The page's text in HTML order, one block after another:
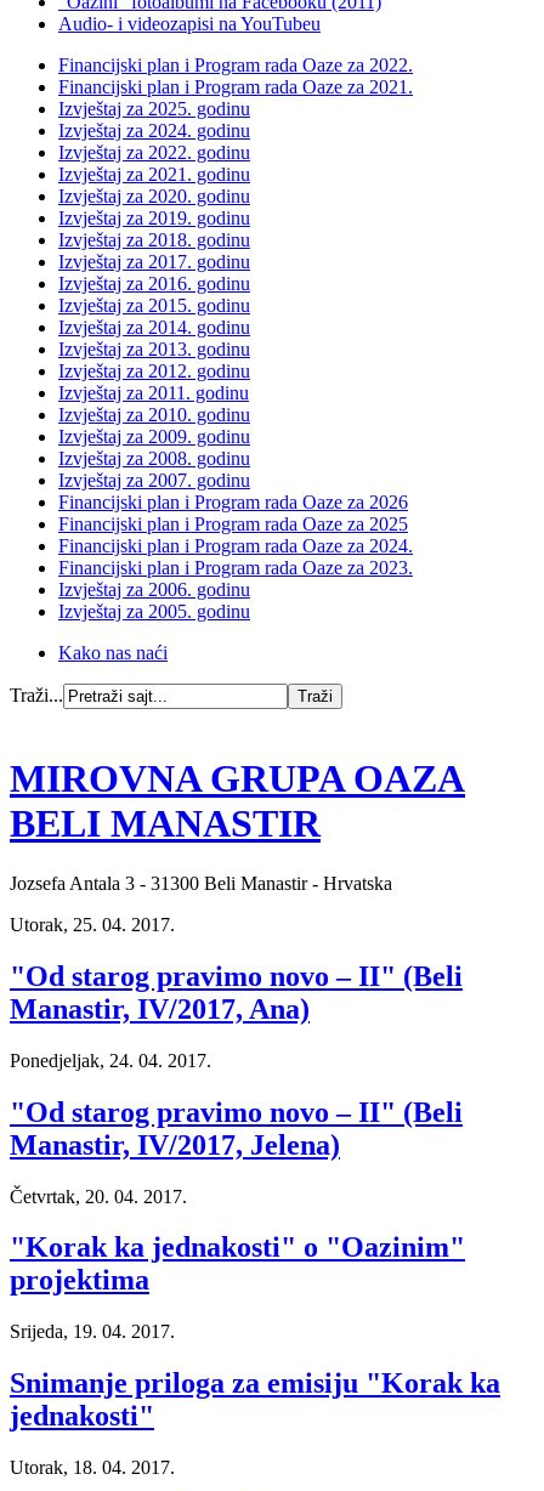
Audio- i videozapisi na YouTubeu
Financijski plan i Program rada Oaze za 2022.
Financijski plan i Program rada Oaze za 2021.
Izvještaj za 2025. godinu
Izvještaj za 2024. godinu
Izvještaj za 2022. godinu
Izvještaj za 2021. godinu
Izvještaj za 2020. godinu
Izvještaj za 2019. godinu
Izvještaj za 2018. godinu
Izvještaj za 2017. godinu
Izvještaj za 2016. godinu
Izvještaj za 2015. godinu
Izvještaj za 2014. godinu
Izvještaj za 2013. godinu
Izvještaj za 2012. godinu
Izvještaj za 2011. godinu
Izvještaj za 2010. godinu
Izvještaj za 2009. godinu
Izvještaj za 2008. godinu
Izvještaj za 2007. godinu
Financijski plan i Program rada Oaze za 2026
Financijski plan i Program rada Oaze za 2025
Financijski plan i Program rada Oaze za 2024.
Financijski plan i Program rada Oaze za 2023.
Izvještaj za 2006. godinu
Izvještaj za 2005. godinu
Kako nas naći
Traži...
MIROVNA GRUPA OAZA
BELI MANASTIR
Jozsefa Antala 3 - 31300 Beli Manastir - Hrvatska
Utorak, 25. 04. 2017.
"Od starog pravimo novo – II" (Beli
Manastir, IV/2017, Ana)
Ponedjeljak, 24. 04. 2017.
"Od starog pravimo novo – II" (Beli
Manastir, IV/2017, Jelena)
Četvrtak, 20. 04. 2017.
"Korak ka jednakosti" o "Oazinim"
projektima
Srijeda, 19. 04. 2017.
Snimanje priloga za emisiju "Korak ka
jednakosti"
Utorak, 18. 04. 2017.